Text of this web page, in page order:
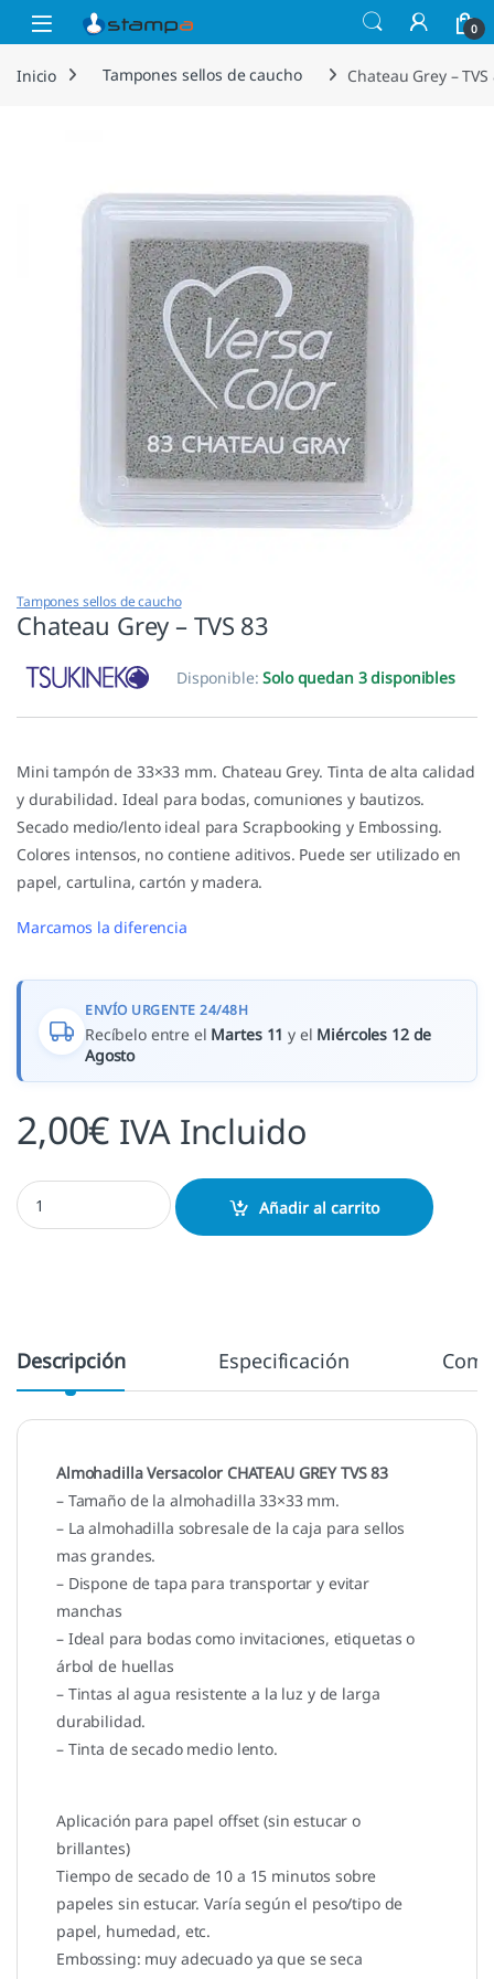
Saltar a la navegación
Saltar al contenido
Open 0
Inicio Tampones sellos de caucho Chateau Grey – TVS
Tampones sellos de caucho
Chateau Grey – TVS 83
Disponible:Solo quedan 3 disponibles
Mini tampón de 33×33 mm. Chateau Grey. Tinta de alta calidad
y durabilidad. Ideal para bodas, comuniones y bautizos.
Secado medio/lento ideal para Scrapbooking y Embossing.
Colores intensos, no contiene aditivos. Puede ser utilizado en
papel, cartulina, cartón y madera.
Marcamos la diferencia
ENVÍO URGENTE 24/48H
Recíbelo entre el Martes 11 y el Miércoles 12 de
Agosto
2,00€ IVA Incluido
Chateau Grey - TVS 83 cantidad
Añadir al carrito
Descripción Especificación
Almohadilla Versacolor CHATEAU GREY TVS 83
– Tamaño de la almohadilla 33×33 mm.
– La almohadilla sobresale de la caja para sellos
mas grandes.
– Dispone de tapa para transportar y evitar
manchas
– Ideal para bodas como invitaciones, etiquetas o
árbol de huellas
– Tintas al agua resistente a la luz y de larga
durabilidad.
– Tinta de secado medio lento.
Aplicación para papel offset (sin estucar o
brillantes)
Tiempo de secado de 10 a 15 minutos sobre
papeles sin estucar. Varía según el peso/tipo de
papel, humedad, etc.
Embossing: muy adecuado ya que se seca